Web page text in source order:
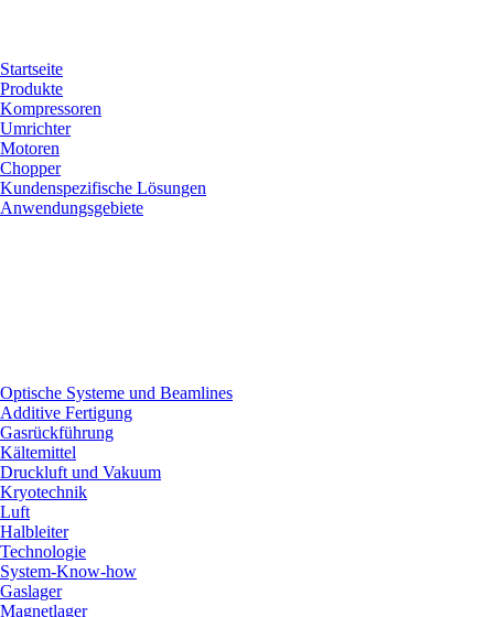
Startseite
Produkte
Kompressoren
Umrichter
Motoren
Chopper
Kundenspezifische Lösungen
Anwendungsgebiete
Optische Systeme und Beamlines
Additive Fertigung
Gasrückführung
Kältemittel
Druckluft und Vakuum
Kryotechnik
Luft
Halbleiter
Technologie
System-Know-how
Gaslager
Magnetlager